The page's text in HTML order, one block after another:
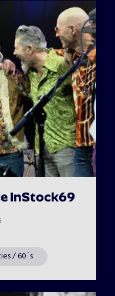
InStock69
/ 60`s